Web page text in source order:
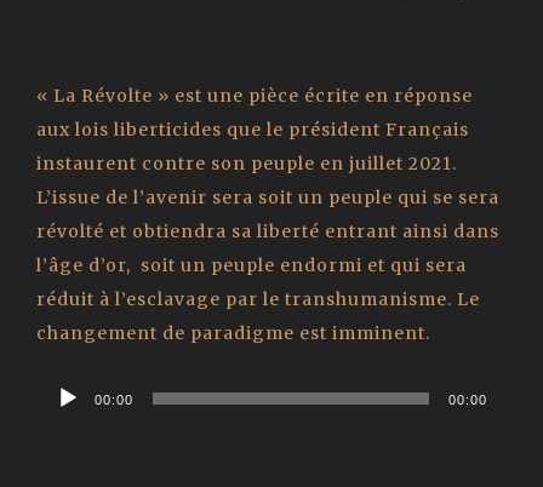
« La Révolte » est une pièce écrite en réponse
aux lois liberticides que le président Français
instaurent contre son peuple en juillet 2021.
L’issue de l’avenir sera soit un peuple qui se sera
révolté et obtiendra sa liberté entrant ainsi dans
l’âge d’or, soit un peuple endormi et qui sera
réduit à l’esclavage par le transhumanisme. Le
changement de paradigme est imminent.
Audio
00:00 00:00